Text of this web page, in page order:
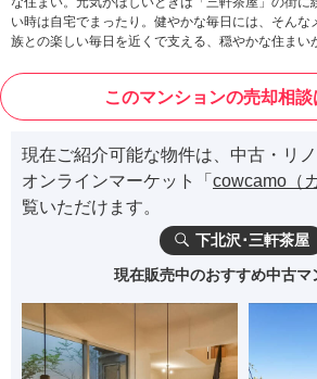
い時は自宅でまったり。健やかな毎日には、そんな
族との楽しい毎日を近くで支える、穏やかな住まい
このマンションの売却相談
現在ご紹介可能な物件は、中古・リ
オンラインマーケット「 cowcamo（
覧いただけます。
下北沢･三軒茶屋
現在販売中のおすすめ中古マ